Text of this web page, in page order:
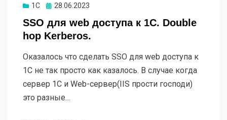
1C Опубликовано
28.06.2023
SSO для web доступа к 1С. Double
hop Kerberos.
Оказалось что сделать SSO для web доступа к
1С не так просто как казалось. В случае когда
сервер 1С и Web-сервер(IIS прости господи)
это разные…